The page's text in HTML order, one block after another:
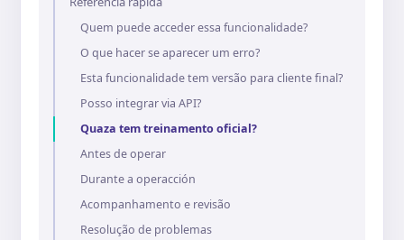
Quem puede acceder essa funcionalidade?
O que hacer se aparecer um erro?
Esta funcionalidade tem versão para cliente final?
Posso integrar via API?
Quaza tem treinamento oficial?
Antes de operar
Durante a operacción
Acompanhamento e revisão
Resolução de problemas